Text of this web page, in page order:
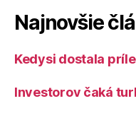
Najnovšie
Kedysi dostala
Investorov čaká